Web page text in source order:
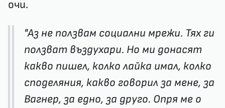
очи.
"Аз не ползвам социални мрежи. Тях ги
ползват въздухари. Но ми донасят
какво пишел, колко лайка имал, колко
споделяния, какво говорил за мене, за
Вагнер, за едно, за друго. Опря ме о